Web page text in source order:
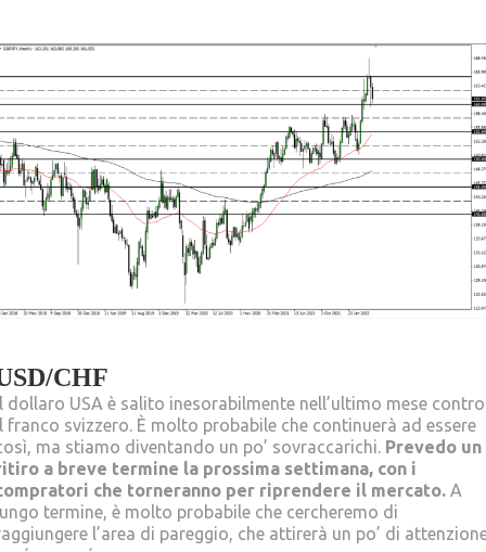
CHF
dollaro USA è salito inesorabilmente nell’ultimo mese contro
franco svizzero. È molto probabile che continuerà ad essere
ma stiamo diventando un po’ sovraccarichi. Prevedo un
a breve termine la prossima settimana, con i
che torneranno per riprendere il mercato. A
termine, è molto probabile che cercheremo di
l’area di pareggio, che attirerà un po’ di